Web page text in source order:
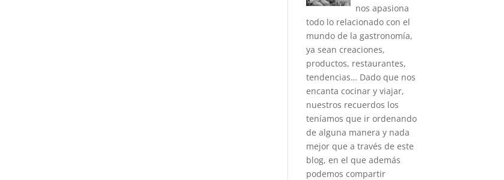
nos apasiona
todo lo relacionado con el
mundo de la gastronomía,
ya sean creaciones,
productos, restaurantes,
tendencias… Dado que nos
encanta cocinar y viajar,
nuestros recuerdos los
teníamos que ir ordenando
de alguna manera y nada
mejor que a través de este
blog, en el que además
podemos compartir